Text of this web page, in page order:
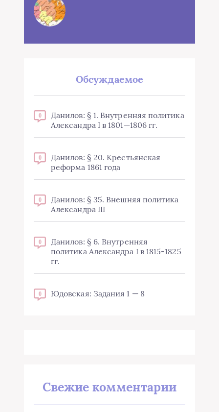
Обсуждаемое
0
Данилов: § 1. Внутренняя политика
Александра I в 1801—1806 гг.
0
Данилов: § 20. Крестьянская
реформа 1861 года
0
Данилов: § 35. Внешняя политика
Александра III
0
Данилов: § 6. Внутренняя
политика Александра I в 1815-1825
гг.
0 Юдовская: Задания 1 — 8
Свежие комментарии